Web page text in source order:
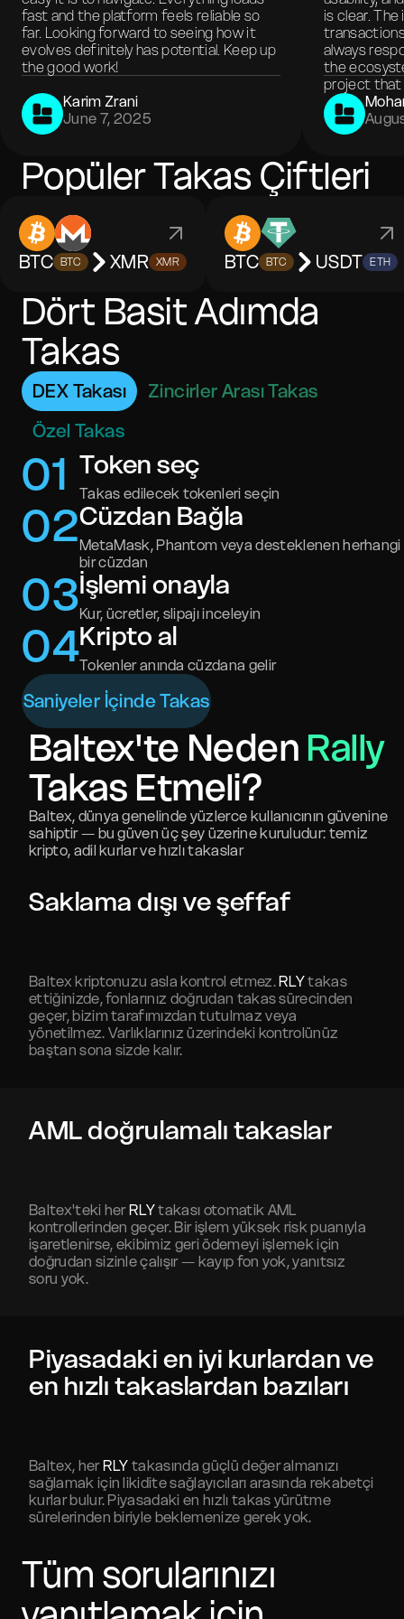
fast and the platform feels reliable so
far. Looking forward to seeing how it
evolves definitely has potential. Keep up
the good work!
Karim Zrani
June 7, 2025
is clear.
always
the
project that
Popüler Takas Çiftleri
BTC BTC XMR XMR BTC BTC USDT ETH
Dört Basit Adımda
Takas
DEX Takası
Zincirler Arası Takas
Özel Takas
01 Token seç
Takas edilecek tokenleri seçin
02Cüzdan Bağla
MetaMask, Phantom veya desteklenen herhangi
bir cüzdan
03İşlemi onayla
Kur, ücretler, slipajı inceleyin
04Kripto al
Tokenler anında cüzdana gelir
Saniyeler İçinde Takas
Baltex'te Neden Rally
Takas Etmeli?
Baltex, dünya genelinde yüzlerce kullanıcının güvenine
sahiptir — bu güven üç şey üzerine kuruludur: temiz
kripto, adil kurlar ve hızlı takaslar
Saklama dışı ve şeffaf
Baltex kriptonuzu asla kontrol etmez.RLYtakas
ettiğinizde, fonlarınız doğrudan takas sürecinden
geçer, bizim tarafımızdan tutulmaz veya
yönetilmez. Varlıklarınız üzerindeki kontrolünüz
baştan sona sizde kalır.
AML doğrulamalı takaslar
Baltex'teki herRLYtakası otomatik AML
kontrollerinden geçer. Bir işlem yüksek risk puanıyla
işaretlenirse, ekibimiz geri ödemeyi işlemek için
doğrudan sizinle çalışır — kayıp fon yok, yanıtsız
soru yok.
Piyasadaki en iyi kurlardan ve
en hızlı takaslardan bazıları
Baltex, herRLY takasında güçlü değer almanızı
sağlamak için likidite sağlayıcıları arasında rekabetçi
kurlar bulur. Piyasadaki en hızlı takas yürütme
sürelerinden biriyle beklemenize gerek yok.
Tüm sorularınızı